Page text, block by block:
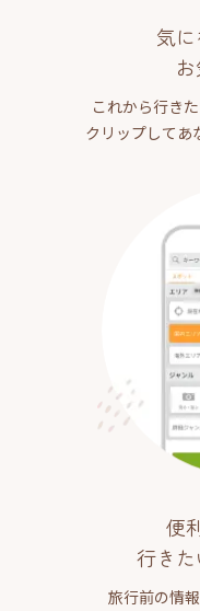
気
これから行き
クリップしてあ
便
行き
旅行前の情